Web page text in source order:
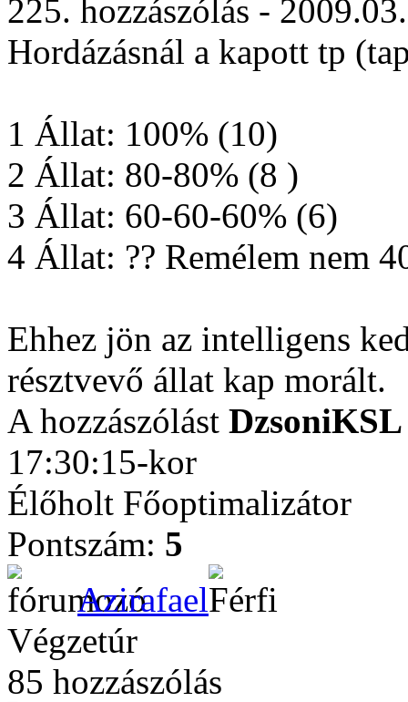
225. hozzászólás -
Hordázásnál a kapott tp
1 Állat: 100% (10)
2 Állat: 80-80% (8 )
3 Állat: 60-60-60% (6)
4 Állat: ?? Remélem nem
Ehhez jön az intelligens
résztvevő állat kap morált.
A hozzászólást DzsoniKSL
17:30:15-kor
Élőholt Főoptimalizátor
Pontszám: 5
Azirafael
Végzetúr
85 hozzászólás